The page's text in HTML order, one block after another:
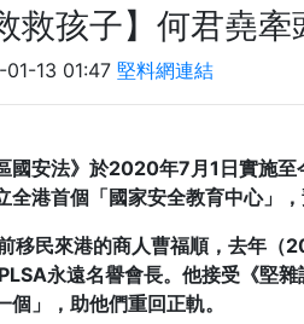
救救孩子】何君堯
01-13 01:47 堅料網連結
國安法》於2020年7月1日實施
全港首個「國家安全教育中心」
移民來港的商人曹福順，去年（
永遠名譽會長。他接受《堅
個」，助他們重回正軌。